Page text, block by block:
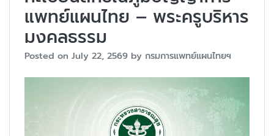
แพทย์แผนไทย – พระครูบริหาร
มงคลธรรม
Posted on July 22, 2569 by กรมการแพทย์แผนไทยฯ